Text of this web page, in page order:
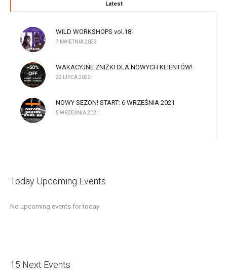
Latest
WILD WORKSHOPS vol.18!
7 KWIETNIA 2023
WAKACYJNE ZNIŻKI DLA NOWYCH KLIENTÓW!
22 LIPCA 2022
NOWY SEZON! START: 6 WRZEŚNIA 2021
5 WRZEŚNIA 2021
Today Upcoming Events
No upcoming events for today
15 Next Events